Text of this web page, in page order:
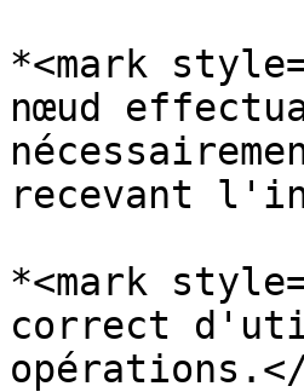
*<mark
nœud
recevant
*<mark
correct
opérations.</